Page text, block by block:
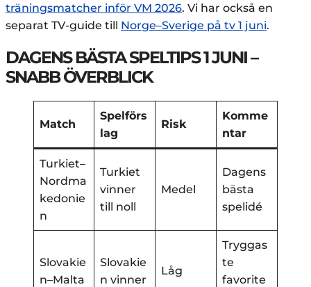
träningsmatcher inför VM 2026. Vi har också en
separat TV-guide till Norge–Sverige på tv 1 juni.
DAGENS BÄSTA SPELTIPS 1 JUNI –
SNABB ÖVERBLICK
Match
Spelförs
lag
Risk
Komme
ntar
Turkiet–
Nordma
kedonie
n
Turkiet
vinner
till noll
Medel
Dagens
bästa
spelidé
Slovakie
n–Malta
Slovakie
n vinner
Låg
Tryggas
te
favorite